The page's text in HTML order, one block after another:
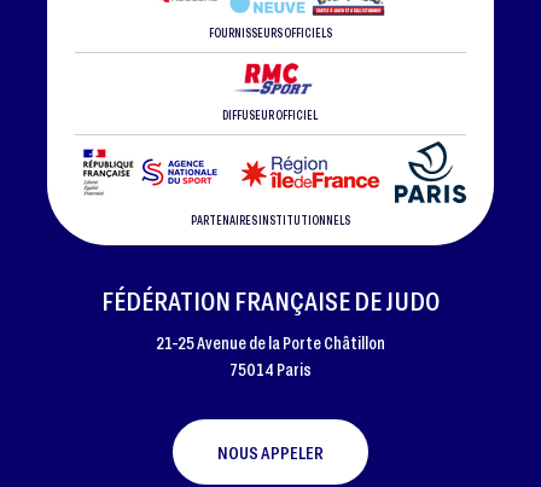
FOURNISSEURS OFFICIELS
DIFFUSEUR OFFICIEL
PARTENAIRES INSTITUTIONNELS
FÉDÉRATION FRANÇAISE DE JUDO
21-25 Avenue de la Porte Châtillon
75014 Paris
NOUS APPELER